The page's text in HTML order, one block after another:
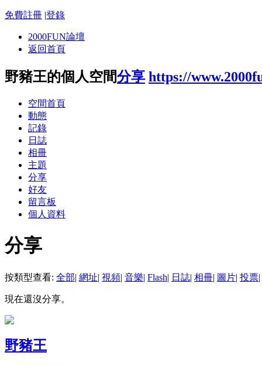
免費註冊 |登錄
2000FUN論壇
返回首頁
野豬王的個人空間分享 https://
空間首頁
動態
記錄
日誌
相冊
主題
分享
好友
留言板
個人資料
分享
按類型查看: 全部| 網址| 視頻| 音樂| Flash| 日誌| 相冊| 圖片| 投票|
現在還沒分享。
野豬王